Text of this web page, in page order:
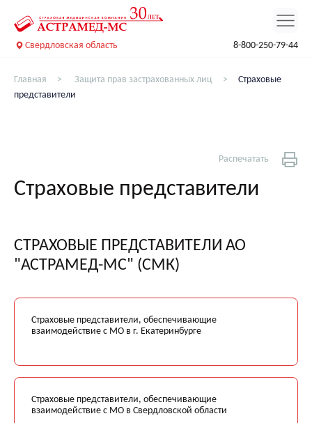
Свердловская область 8-800-250-79-44
Главная Защита прав застрахованных лиц
Страховые
представители
Страховые представители
Распечатать
СТРАХОВЫЕ ПРЕДСТАВИТЕЛИ АО
"АСТРАМЕД-МС" (СМК)
Страховые представители, обеспечивающие
взаимодействие с МО в г. Екатеринбурге
Страховые представители, обеспечивающие
взаимодействие с МО в Свердловской области